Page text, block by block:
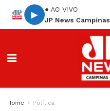
▶
● AO VIVO
JP News Campinas
Home Política